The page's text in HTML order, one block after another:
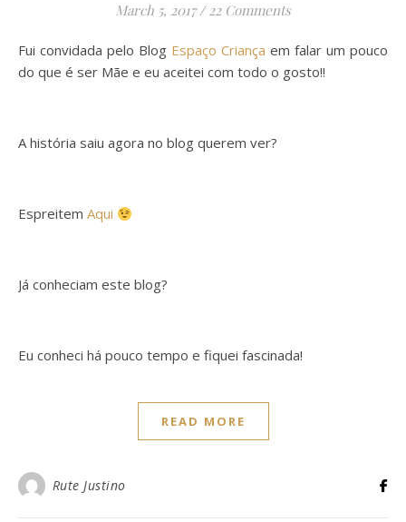
March 5, 2017 / 22 Comments
Fui convidada pelo Blog Espaço Criança em falar um pouco
do que é ser Mãe e eu aceitei com todo o gosto!!
A história saiu agora no blog querem ver?
Espreitem Aqui
Já conheciam este blog?
Eu conheci há pouco tempo e fiquei fascinada!
READ MORE
Rute Justino